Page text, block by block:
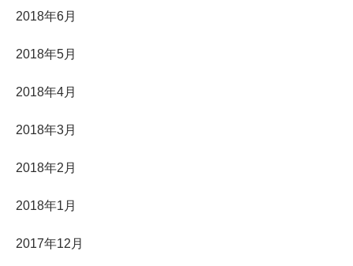
2018年6月
2018年5月
2018年4月
2018年3月
2018年2月
2018年1月
2017年12月